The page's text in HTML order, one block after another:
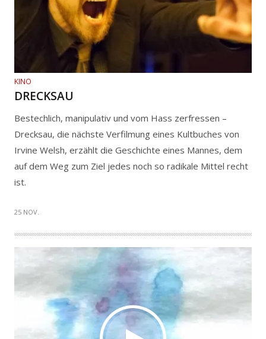
KINO
DRECKSAU
Bestechlich, manipulativ und vom Hass zerfressen –
Drecksau, die nächste Verfilmung eines Kultbuches von
Irvine Welsh, erzählt die Geschichte eines Mannes, dem
auf dem Weg zum Ziel jedes noch so radikale Mittel recht
ist.
25 NOV.